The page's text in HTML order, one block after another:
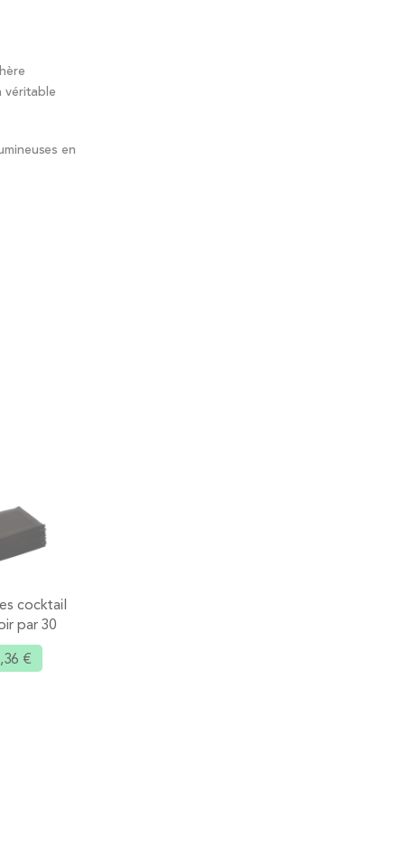
véritable
en
cocktail
par 30
€